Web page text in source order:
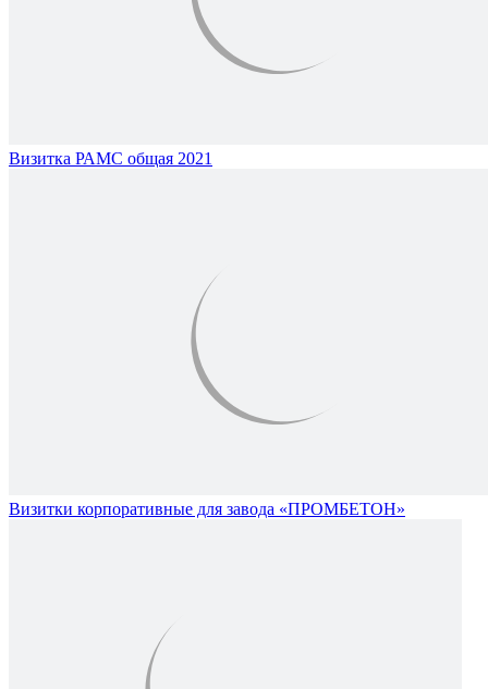
Визитка РАМС общая 2021
Визитки корпоративные для завода «ПРОМБЕТОН»